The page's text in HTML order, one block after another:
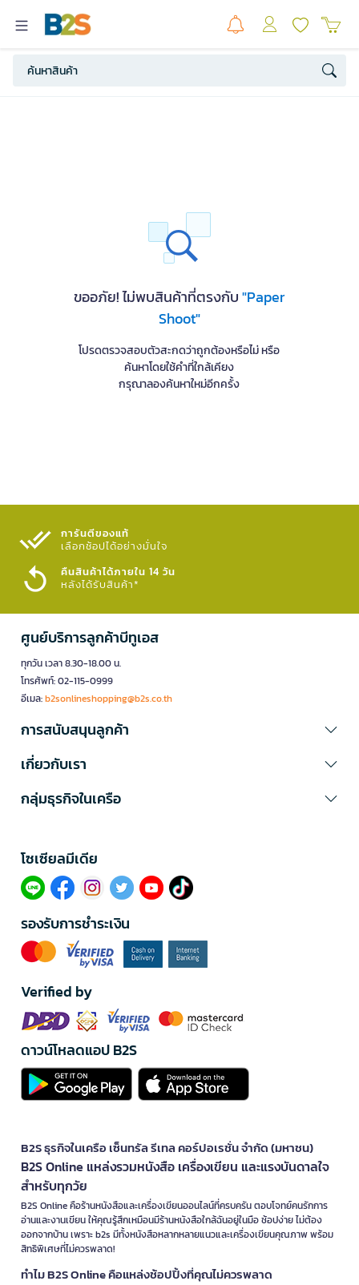
ขออภัย! ไม่พบสินค้าที่ตรงกับ"Paper
Shoot"
โปรดตรวจสอบตัวสะกดว่าถูกต้องหรือไม่ หรือ
ค้นหาโดยใช้คำที่ใกล้เคียง
กรุณาลองค้นหาใหม่อีกครั้ง
การันตีของแท้
เลือกช้อปได้อย่างมั่นใจ​
คืนสินค้าได้ภายใน 14 วัน
หลังได้รับสินค้า*
ศูนย์บริการลูกค้าบีทูเอส
ทุกวัน เวลา 8.30-18.00 น.
โทรศัพท์: 02-115-0999
อีเมล:b2sonlineshopping@b2s.co.th
การสนับสนุนลูกค้า
เกี่ยวกับเรา
กลุ่มธุรกิจในเครือ
โซเซียลมีเดีย​
รองรับการชำระเงิน
Verified by
ดาวน์โหลดแอป B2S
B2S ธุรกิจในเครือ เซ็นทรัล รีเทล คอร์ปอเรชั่น จำกัด (มหาชน)
B2S Online แหล่งรวมหนังสือ เครื่องเขียน และแรงบันดาลใจ
สำหรับทุกวัย
B2S Online คือร้านหนังสือและเครื่องเขียนออนไลน์ที่ครบครัน ตอบโจทย์คนรักการ
อ่านและงานเขียน ให้คุณรู้สึกเหมือนมีร้านหนังสือใกล้ฉันอยู่ในมือ ช้อปง่าย ไม่ต้อง
ออกจากบ้าน เพราะ b2s มีทั้งหนังสือหลากหลายแนวและเครื่องเขียนคุณภาพ พร้อม
สิทธิพิเศษที่ไม่ควรพลาด!
ทำไม B2S Online คือแหล่งช้อปปิ้งที่คุณไม่ควรพลาด